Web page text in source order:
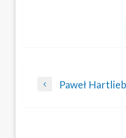
Nawigacja
Previous
Paweł